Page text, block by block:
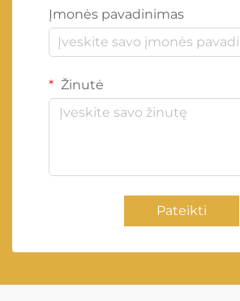
Įmonės pavadinimas
Žinutė
Pateikti